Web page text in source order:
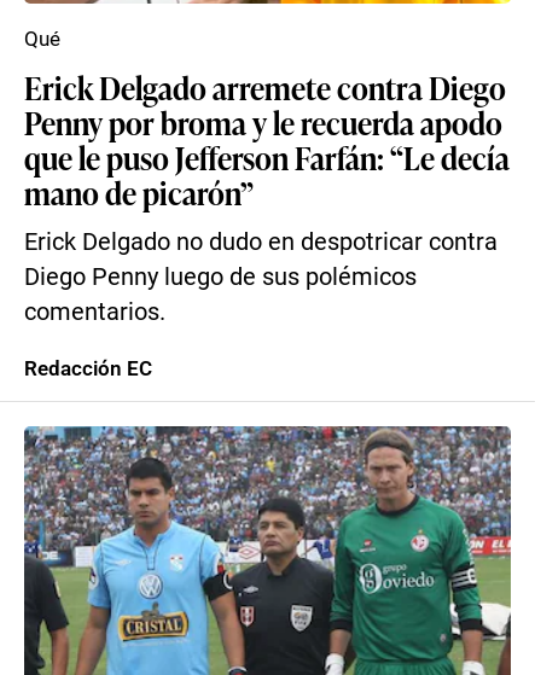
Erick Delgado arremete contra Diego
Penny por broma y le recuerda apodo
que le puso Jefferson Farfán: “Le decía
mano de picarón”
Erick Delgado no dudo en despotricar contra
Diego Penny luego de sus polémicos
comentarios.
Qué
Redacción EC